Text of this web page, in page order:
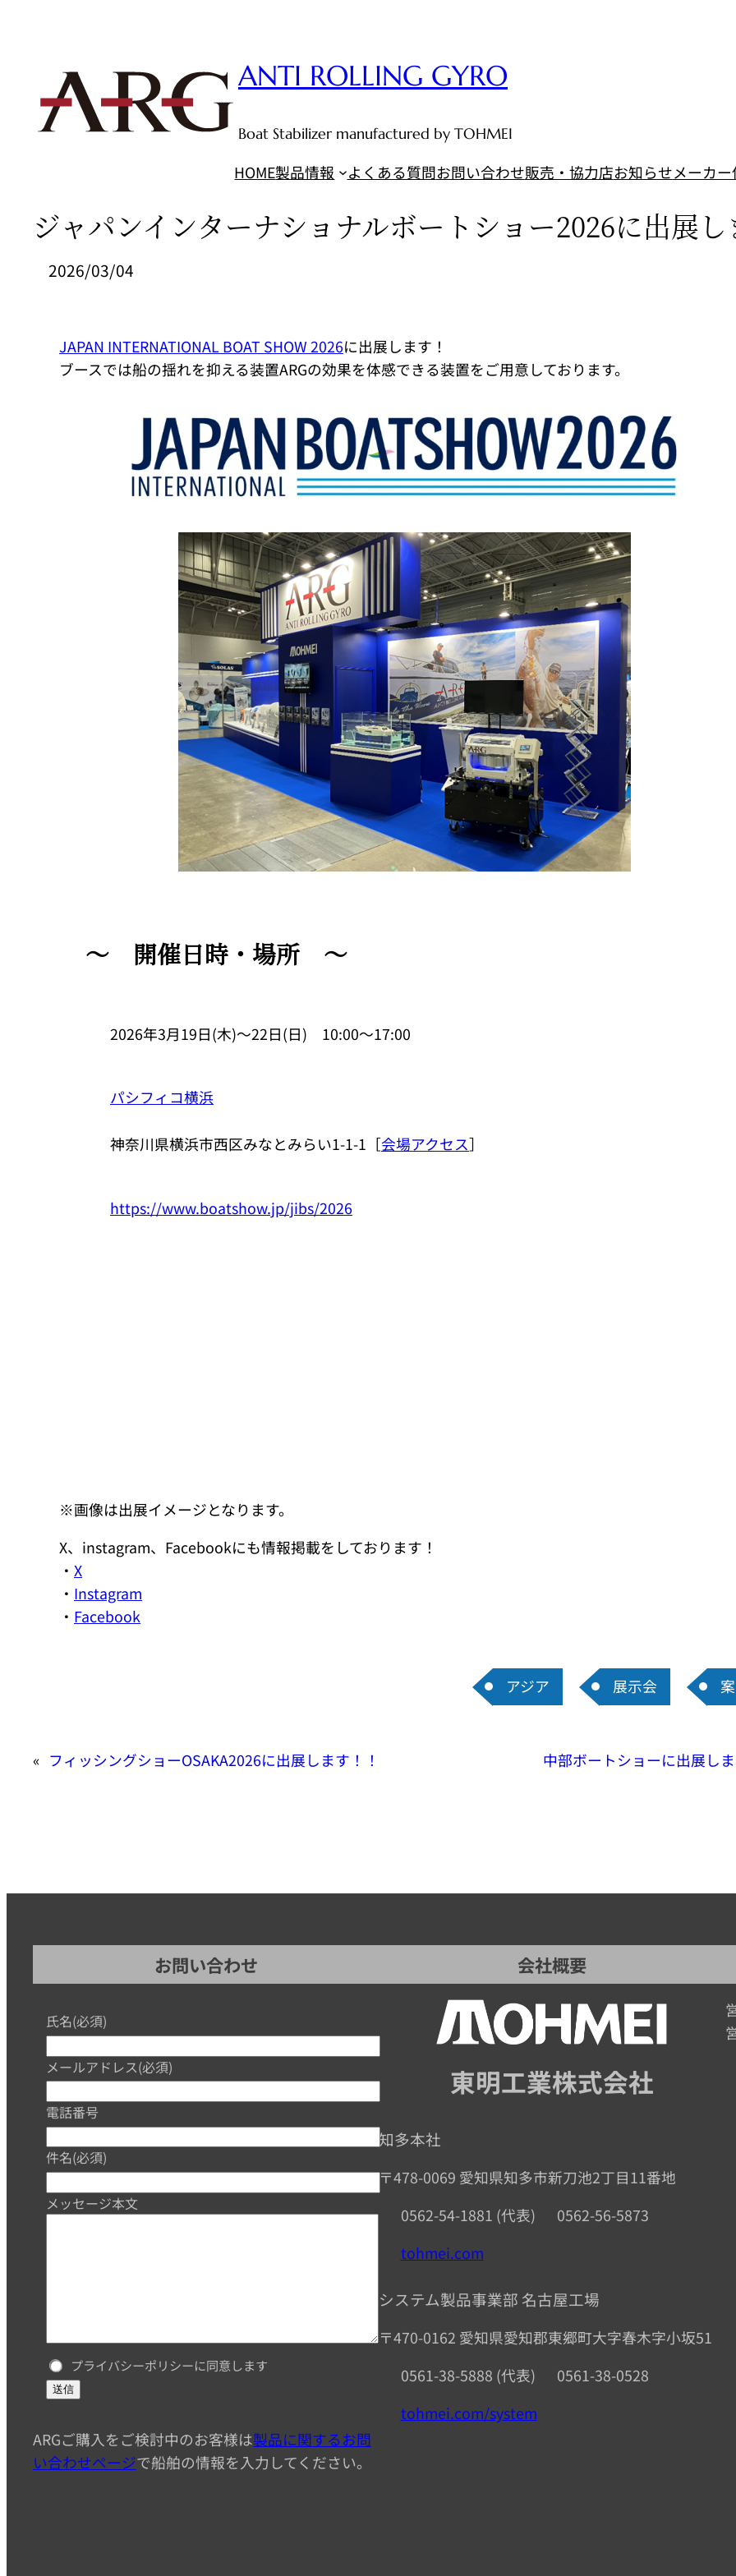
ANTI ROLLING GYRO
Boat Stabilizer manufactured by TOHMEI
HOME製品情報 よくある質問お問い合わせ販売・協力店お知らせメーカ
ジャパンインターナショナルボートショー2026に出展し
2026/03/04
JAPAN INTERNATIONAL BOAT SHOW 2026に出展します！
ブースでは船の揺れを抑える装置ARGの効果を体感できる装置をご用意しております。
～ 開催日時・場所 ～
2026年3月19日(木)～22日(日) 10:00～17:00
パシフィコ横浜
神奈川県横浜市西区みなとみらい1-1-1［会場アクセス］
https://www.boatshow.jp/jibs/2026
※画像は出展イメージとなります。
X、instagram、Facebookにも情報掲載をしております！
・ X
・ Instagram
・ Facebook
アジア 展示会
« フィッシングショーOSAKA2026に出展します！！ 中部ボートショーに出展し
お問い合わせ
氏名(必須)
メールアドレス(必須)
電話番号
件名(必須)
メッセージ本文
プライバシーポリシーに同意します
送信
ARGご購入をご検討中のお客様は製品に関するお問
い合わせページで船舶の情報を入力してください。
会社概要
東明工業株式会社
知多本社
〒478-0069 愛知県知多市新刀池2丁目11番地
0562-54-1881 (代表)
0562-56-5873
tohmei.com
システム製品事業部 名古屋工場
〒470-0162 愛知県愛知郡東郷町大字春木字小坂51
0561-38-5888 (代表)
0561-38-0528
tohmei.com/system